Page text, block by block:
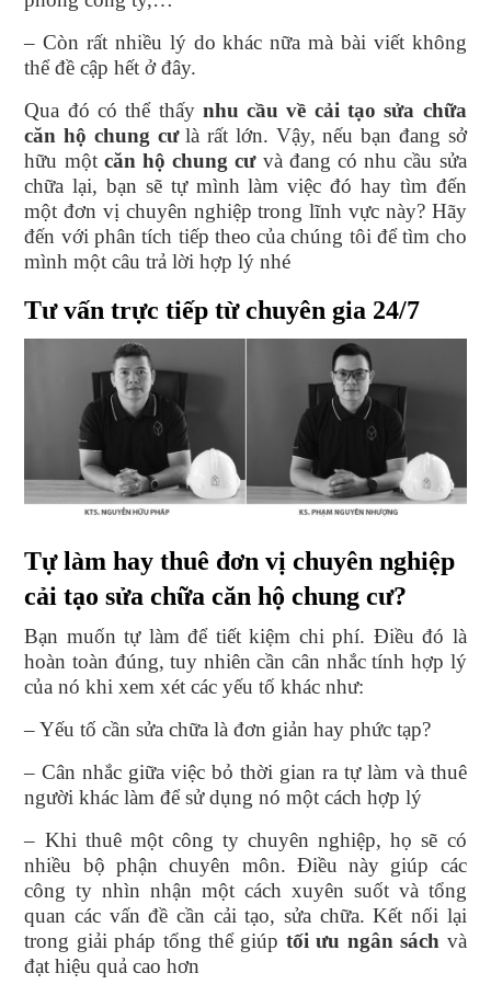
– Còn rất nhiều lý do khác nữa mà bài viết không
thể đề cập hết ở đây.
Qua đó có thể thấy nhu cầu về cải tạo sửa chữa
căn hộ chung cưlà rất lớn. Vậy, nếu bạn đang sở
hữu một căn hộ chung cưvà đang có nhu cầu sửa
chữa lại, bạn sẽ tự mình làm việc đó hay tìm đến
một đơn vị chuyên nghiệp trong lĩnh vực này? Hãy
đến với phân tích tiếp theo của chúng tôi để tìm cho
mình một câu trả lời hợp lý nhé
Tư vấn trực tiếp từ chuyên gia 24/7
Tự làm hay thuê đơn vị chuyên nghiệp
cải tạo sửa chữa căn hộ chung cư?
Bạn muốn tự làm để tiết kiệm chi phí. Điều đó là
hoàn toàn đúng, tuy nhiên cần cân nhắc tính hợp lý
của nó khi xem xét các yếu tố khác như:
– Yếu tố cần sửa chữa là đơn giản hay phức tạp?
– Cân nhắc giữa việc bỏ thời gian ra tự làm và thuê
người khác làm để sử dụng nó một cách hợp lý
– Khi thuê một công ty chuyên nghiệp, họ sẽ có
nhiều bộ phận chuyên môn. Điều này giúp các
công ty nhìn nhận một cách xuyên suốt và tổng
quan các vấn đề cần cải tạo, sửa chữa. Kết nối lại
trong giải pháp tổng thể giúp tối ưu ngân sách và
đạt hiệu quả cao hơn